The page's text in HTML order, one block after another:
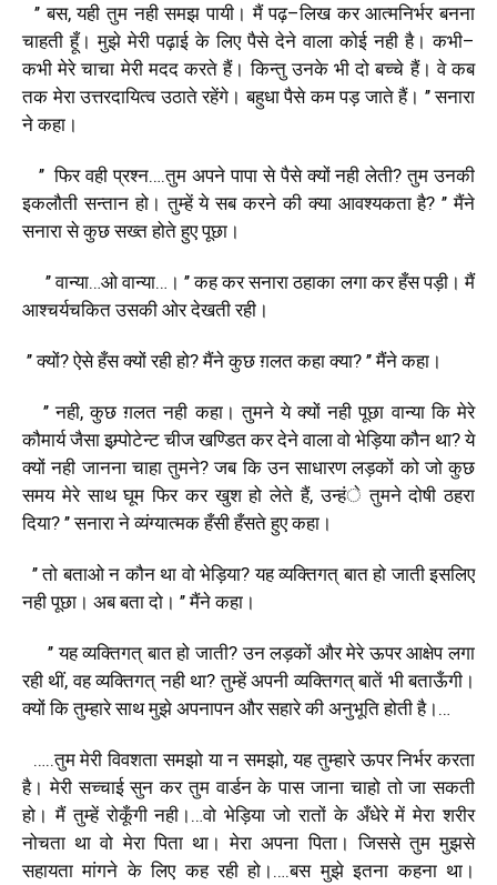
’’बस,यही तुम नही समझ पायी। मैं पढ़–लिख कर आत्मनिर्भर बनना
चाहती हूँ। मुझे मेरी पढ़ाई के लिए पैसे देने वाला कोई नही है। कभी–
कभी मेरे चाचा मेरी मदद करते हैं। किन्तु उनके भी दो बच्चे हैं। वे कब
तक मेरा उत्तरदायित्व उठाते रहेंगे। बहुधा पैसे कम पड़ जाते हैं। ’’सनारा
ने कहा।
’’फिर वही प्रश्न….तुम अपने पापा से पैसे क्यों नही लेती?तुम उनकी
इकलौती सन्तान हो। तुम्हें ये सब करने की क्या आवश्यकता है? ’’मैंने
सनारा से कुछ सख्त होते हुए पूछा।
’’वान्या…ओ वान्या… । ’’कह कर सनारा ठहाका लगा कर हँस पड़ी। मैं
आश्चर्यचकित उसकी ओर देखती रही।
’’क्यों?ऐसे हँस क्यों रही हो?मैंने कुछ ग़लत कहा क्या? ’’मैंने कहा।
’’नही,कुछ ग़लत नही कहा। तुमने ये क्यों नही पूछा वान्या कि मेरे
कौमार्य जैसा इम्र्पोटेन्ट चीज खण्डित कर देने वाला वो भेड़िया कौन था?ये
क्यों नही जानना चाहा तुमने?जब कि उन साधारण लड़कों को जो कुछ
समय मेरे साथ घूम फिर कर खुश हो लेते हैं,उन्हंे तुमने दोषी ठहरा
दिया? ’’सनारा ने व्यंग्यात्मक हँसी हँसते हुए कहा।
’’तो बताओ न कौन था वो भेड़िया?यह व्यक्तिगत् बात हो जाती इसलिए
नही पूछा। अब बता दो। ’’मैंने कहा।
’’यह व्यक्तिगत् बात हो जाती?उन लड़कों और मेरे ऊपर आक्षेप लगा
रही थीं,वह व्यक्तिगत् नही था?तुम्हें अपनी व्यक्तिगत् बातें भी बताऊँगी।
क्यों कि तुम्हारे साथ मुझे अपनापन और सहारे की अनुभूति होती है। …
…..तुम मेरी विवशता समझो या न समझो,यह तुम्हारे ऊपर निर्भर करता
है। मेरी सच्चाई सुन कर तुम वार्डन के पास जाना चाहो तो जा सकती
हो। मैं तुम्हें रोकूँगी नही। …वो भेड़िया जो रातों के अँधेरे में मेरा शरीर
नोचता था वो मेरा पिता था। मेरा अपना पिता। जिससे तुम मुझसे
सहायता मांगने के लिए कह रही हो। ….बस मुझे इतना कहना था।